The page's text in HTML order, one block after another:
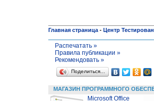
Главная страница - Центр
Распечатать »
Правила публикации »
Рекомендовать »
Поделиться…
МАГАЗИН ПРОГРАММНОГО
Microsoft Office